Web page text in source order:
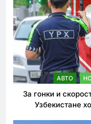
АВТО
За гонки и
Узбекистане